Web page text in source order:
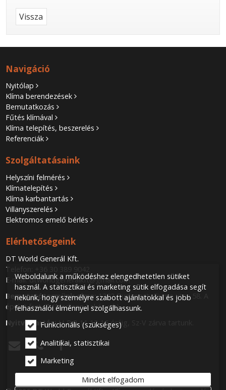
Vissza
Navigáció
Nyitólap
Klíma berendezések
Bemutatkozás
Fűtés klímával
Klíma telepítés, beszerelés
Referenciák
Szolgáltatásaink
Helyszíni felmérés
Klímatelepítés
Klíma karbantartás
Villanyszerelés
Elektromos emelő bérlés
Elérhetőségeink
DT World Generál Kft.
Telefon:
E-mail:dtworldgeneralkft@gmail.com
Bemutatótermünk címe: 1202 Budapest, Fiume utca 58. A
épület fszt. 7. (Madison Lakópark)
Nyitva tartás:H-P 8-11 12-16 óráig, Sz-V zárva tartunk.
 
Weboldalunk a működéshez elengedhetetlen sütiket
használ. A statisztikai és marketing sütik elfogadása segít
nekünk, hogy személyre szabott ajánlatokkal és jobb
felhasználói élménnyel szolgálhassunk.
Funkcionális (szükséges)
Analitikai, statisztikai
Marketing
Mindet elfogadom